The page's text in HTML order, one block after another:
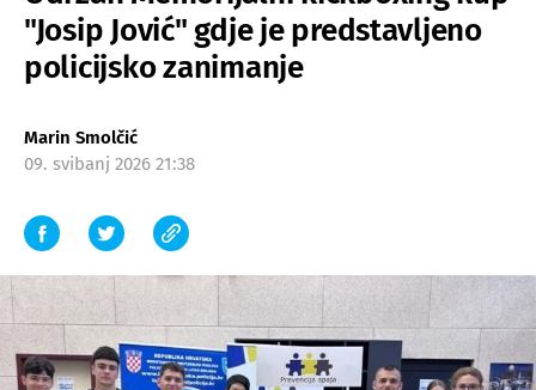
"Josip Jović" gdje je predstavljeno
policijsko zanimanje
Marin Smolčić
09. svibanj 2026 21:38